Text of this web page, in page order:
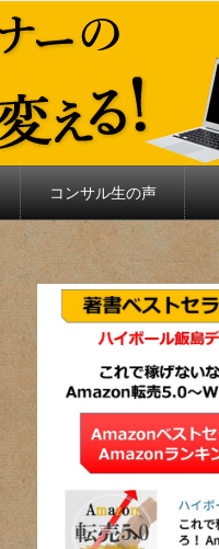
コンサル生の声